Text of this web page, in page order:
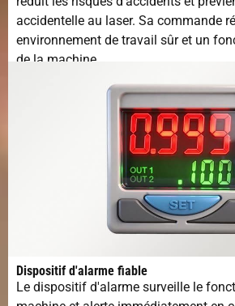
accidentelle au laser. Sa commande
environnement de travail sûr et un
de la machine.
Dispositif d'alarme fiable
Le dispositif d'alarme surveille le